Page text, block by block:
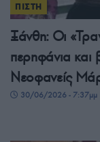
ΠΙΣΤΗ
Ξάνθη: Οι
περηφάνια και
Νεοφανείς
30/06/2026 - 7:37μμ